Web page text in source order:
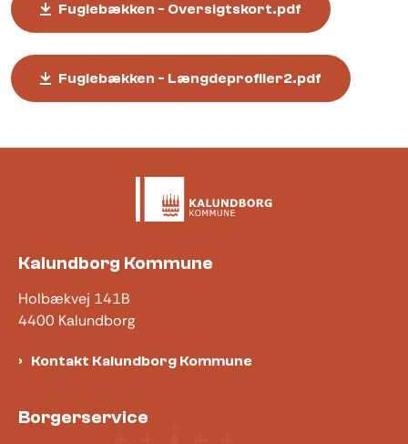
Fuglebækken - Oversigtskort.pdf
Fuglebækken - Længdeprofiler2.pdf
Kalundborg Kommune
Holbækvej 141B
4400 Kalundborg
Kontakt Kalundborg Kommune
Borgerservice